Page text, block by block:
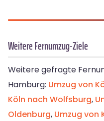
Weitere Fernumzug-Ziele
Weitere gefragte
Hamburg: Umzug von
Köln nach Wolfsburg,
Oldenburg, Umzug von